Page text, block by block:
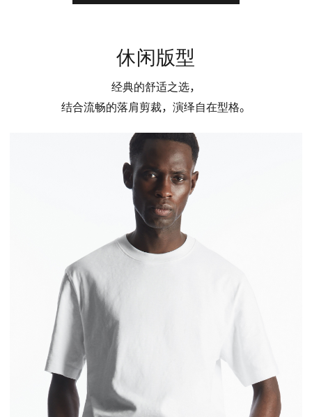
休闲版型
经典的舒适之选，
结合流畅的落肩剪裁，演绎自在型格。
关注我们即表明你确认同意我们的隐私政策